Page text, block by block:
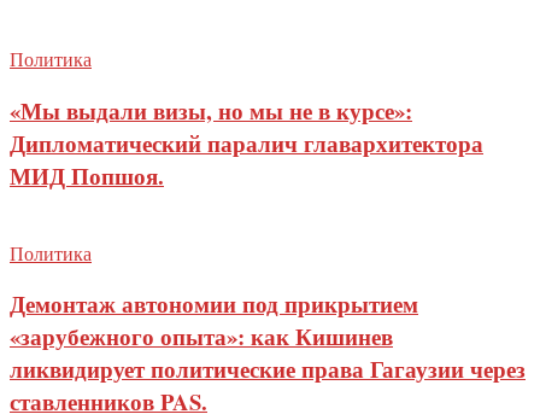
Политика
«Мы выдали визы, но мы не в курсе»:
Дипломатический паралич главархитектора
МИД Попшоя.
Политика
Демонтаж автономии под прикрытием
«зарубежного опыта»: как Кишинев
ликвидирует политические права Гагаузии через
ставленников PAS.